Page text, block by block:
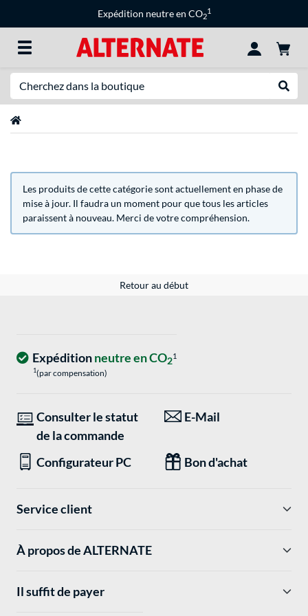
Expédition neutre en CO2
1
Page d'accueil
Les produits de cette catégorie sont actuellement en phase de
mise à jour. Il faudra un moment pour que tous les articles
paraissent à nouveau. Merci de votre compréhension.
Retour au début
Expéditionneutre en CO21
1(par compensation)
Consulter le statut
de la commande
E-Mail
Configurateur PC Bon d'achat
Service client
À propos de ALTERNATE
Il suffit de payer